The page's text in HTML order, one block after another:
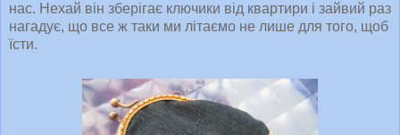
нас. Нехай він зберігає ключики від квартири і зайвий раз
нагадує, що все ж таки ми літаємо не лише для того, щоб
їсти.